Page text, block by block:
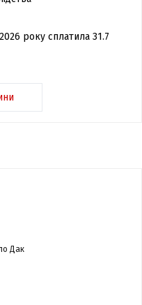
року сплатила 31.7
Дак